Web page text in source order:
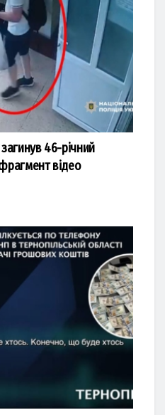
46-річний
відео